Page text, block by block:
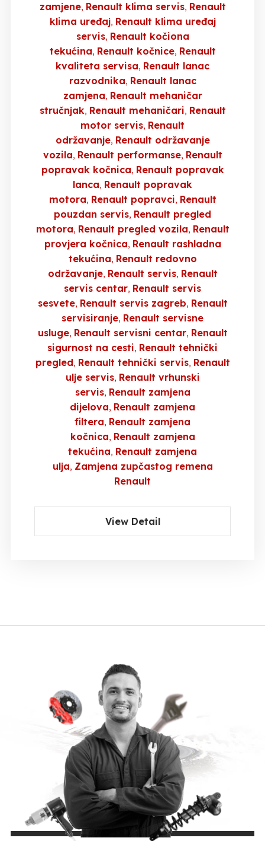
zamjene Renault klima servis Renault
klima uređaj Renault klima uređaj
servis Renault kočiona
tekućina Renault kočnice Renault
kvaliteta servisa Renault lanac
razvodnika Renault lanac
zamjena Renault mehaničar
stručnjak Renault mehaničari Renault
motor servis Renault
održavanje Renault održavanje
vozila Renault performanse Renault
popravak kočnica Renault popravak
lanca Renault popravak
motora Renault popravci Renault
pouzdan servis Renault pregled
motora Renault pregled vozila Renault
provjera kočnica Renault rashladna
tekućina Renault redovno
održavanje Renault servis Renault
servis centar Renault servis
sesvete Renault servis zagreb Renault
servisiranje Renault servisne
usluge Renault servisni centar Renault
sigurnost na cesti Renault tehnički
pregled Renault tehnički servis Renault
ulje servis Renault vrhunski
servis Renault zamjena
dijelova Renault zamjena
filtera Renault zamjena
kočnica Renault zamjena
tekućina Renault zamjena
ulja Zamjena zupčastog remena
Renault
View Detail